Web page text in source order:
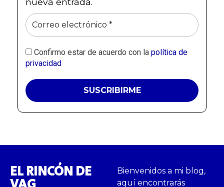
Confirmo estar de acuerdo con la política de
privacidad
EL RINCÓN DE
Bienvenidos a mi blog,
aquí encontrarás